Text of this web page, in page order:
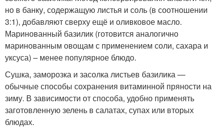
но в банку, содержащую листья и соль (в соотношении
3:1), добавляют сверху ещё и оливковое масло.
Маринованный базилик (готовится аналогично
маринованным овощам с применением соли, сахара и
уксуса) – менее популярное блюдо.
Сушка, заморозка и засолка листьев базилика —
обычные способы сохранения витаминной пряности на
зиму. В зависимости от способа, удобно применять
заготовленную зелень в салатах, супах или вторых
блюдах.